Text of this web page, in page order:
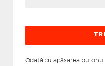
Odată cu apăsarea